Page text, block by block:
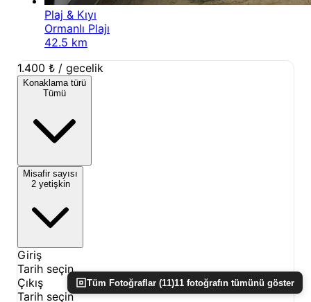
Tüm Fotoğraflar (11)11 fotoğrafın tümünü göster
Plaj & Kıyı
Ormanlı Plajı
42.5 km
1.400 ₺ / gecelik
Konaklama türü
Tümü
Misafir sayısı
2 yetişkin
Giriş
Tarih seçin
Çıkış
Tarih seçin